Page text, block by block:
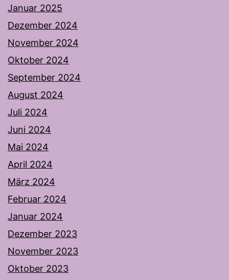
Januar 2025
Dezember 2024
November 2024
Oktober 2024
September 2024
August 2024
Juli 2024
Juni 2024
Mai 2024
April 2024
März 2024
Februar 2024
Januar 2024
Dezember 2023
November 2023
Oktober 2023